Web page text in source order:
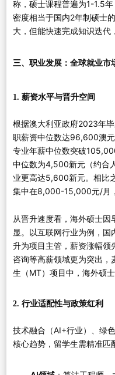
称，硕士课程普遍为1-1.5
密度相当于国内2年制硕士
大，但能快速完成知识迭代
三、职业发展：全球就业市
1. 薪资水平与晋升空间
根据澳大利亚政府2023年
职薪资中位数达96,600澳
专业年薪中位数突破
中位数为4,500新元（约合
业更高达5,600新元。相比
集中在8,000-15,000元/月
从晋升速度看，海外硕士
显。以互联网行业为例，
升为项目主管，薪资涨幅领
咨询等高薪领域更为突出，
生（MT）项目中，海外硕
2. 行业适配性与政策红利
技术融合（AI+行业）、绿
核心趋势，留学生需精准匹